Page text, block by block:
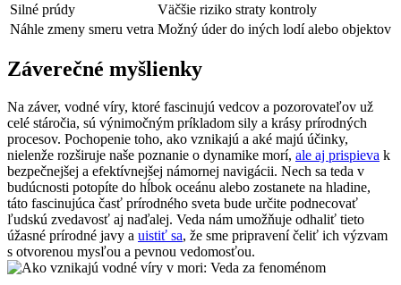
Silné prúdy
Väčšie riziko straty kontroly
Náhle zmeny smeru vetra Možný úder do iných lodí alebo objektov
Záverečné myšlienky
Na záver, vodné víry, ktoré fascinujú vedcov a pozorovateľov už
celé stáročia, sú výnimočným príkladom sily a krásy prírodných
procesov. Pochopenie toho, ako vznikajú a aké majú účinky,
nielenže rozširuje naše poznanie o dynamike morí, ale aj prispieva k
bezpečnejšej a efektívnejšej námornej navigácii. Nech sa teda v
budúcnosti potopíte do hĺbok oceánu alebo zostanete na hladine,
táto fascinujúca časť prírodného sveta bude určite podnecovať
ľudskú zvedavosť aj naďalej. Veda nám umožňuje odhaliť tieto
úžasné prírodné javy a uistiť sa, že sme pripravení čeliť ich výzvam
s otvorenou mysľou a pevnou vedomosťou.